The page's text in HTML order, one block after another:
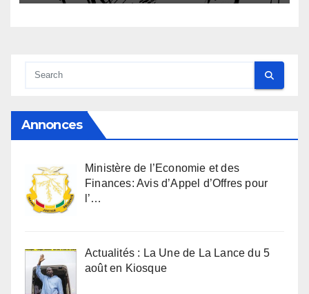
Annonces
Ministère de l’Economie et des
Finances: Avis d’Appel d’Offres pour
l’…
Actualités : La Une de La Lance du 5
août en Kiosque